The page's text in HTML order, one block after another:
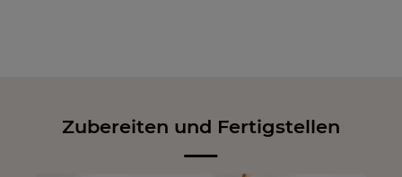
Zubereiten und Fertigstellen